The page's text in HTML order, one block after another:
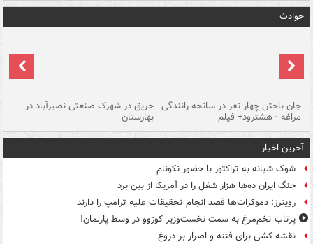
حوادث
جان باختن چهار نفر در سانحه رانندگی
مراغه - هشترود+ فیلم
حریق در شهرک صنعتی نصیرآباد در
بهارستان
آخرین اخبار
شوک شبانه به تراکتور با حضور نکونام
جنگ ایران ده‌ها هزار شغل را در آمریکا از بین برد
رویترز: دموکرات‌ها قصد انجام تحقیقات علیه ترامپ را دارند
پرتاب تخم‌مرغ به سمت نخست‌وزیر کوزوو در وسط پارلمان!
نقشه کشی برای فتنه و اصرار بر دروغ